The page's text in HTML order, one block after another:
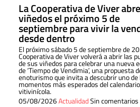
La Cooperativa de Viver
viñedos el próximo 5 de
septiembre para vivir la
desde dentro
El próximo sábado 5 de septiembre de
Cooperativa de Viver volverá a abrir las
de sus viñedos para celebrar una nueva
de ‘Tiempo de Vendimia’, una propuesta
enoturismo que invita a descubrir uno de
momentos más esperados del calendario
vitivinícola.
05/08/2026ActualidadSin comentarios